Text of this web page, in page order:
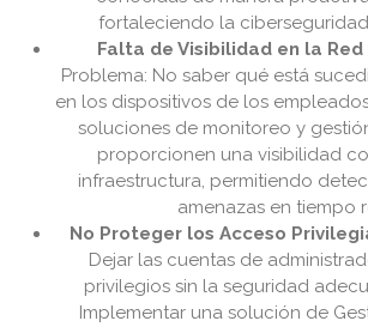
fortaleciendo la
Falta de Visibilidad en la Red
Problema: No saber qué está
en los dispositivos de los
soluciones de monitoreo y
proporcionen una visibilidad
infraestructura, permitiendo
amenazas en tiempo
No Proteger los Acceso
Dejar las cuentas de
privilegios sin la seguridad
Implementar una solución de